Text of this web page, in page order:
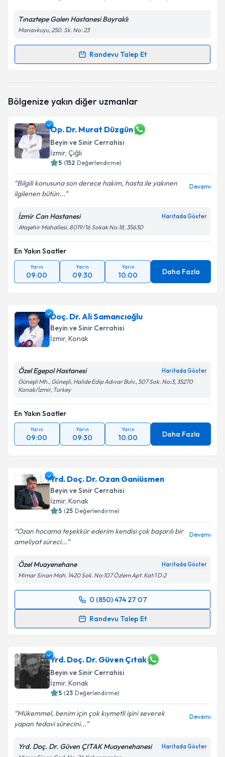
Kişisel verilerimin işlenmesine ilişkinAydınlatma
'ni okudum ve kişisel verilerimin belirtilen
kapsamda işlenmesini kabul ediyorum.
Tınaztepe Galen Hastanesi Bayraklı
Manavkuyu, 250. Sk. No: 23
Randevu Talep Et
Randevu Takvimi Talebi
oluşturun. Size bu uzmandan randevu almanız için bir
E-posta Adresiniz
Kişisel verilerimin işlenmesine ilişkinAydınlatma
Metni'ni okudum ve kişisel verilerimin belirtilen
Bölgenize yakın diğer uzmanlar
Op. Dr. Murat Düzgün
Beyin ve Sinir Cerrahisi
İzmir, Çiğli
5 (152 Değerlendirme)
Bilgili konusuna son derece hakim, hasta ile yakınen
ilgilenen bütün...
Devamı
İzmir Can Hastanesi Haritada Göster
Ataşehir Mahallesi, 8019/16 Sokak No:18, 35630
En Yakın Saatler
Yarın
09:00
Yarın
09:30
Yarın
10:00 Daha Fazla
Doç. Dr. Ali Samancıoğlu
Beyin ve Sinir Cerrahisi
İzmir, Konak
Özel Egepol Hastanesi Haritada Göster
Güneşli Mh., Güneşli, Halide Edip Adıvar Bulv., 507 Sok. No:3, 35270
Konak/İzmir, Turkey
En Yakın Saatler
Yarın
09:00
Yarın
09:30
Yarın
10:00 Daha Fazla
Yrd. Doç. Dr. Ozan Ganiüsmen
Beyin ve Sinir Cerrahisi
İzmir, Konak
5 (25 Değerlendirme)
Ozan hocama teşekkür ederim kendisi çok başarılı bir
ameliyat süreci...
Devamı
Özel Muayenehane Haritada Göster
Mimar Sinan Mah. 1420 Sok. No:107 Özlem Apt. Kat:1 D:2
0 (850) 474 27 07
Randevu Talep Et
Randevu Takvimi Talebi
için bir takvim hazırlandığında e-posta ile
bilgilendireceğiz.
E-posta Adresiniz
Metni'ni okudum ve kişisel verilerimin belirtilen
Yrd. Doç. Dr. Güven Çıtak
Beyin ve Sinir Cerrahisi
İzmir, Konak
5 (23 Değerlendirme)
Mükemmel, benim için çok kıymetli işini severek
yapan tedavi sürecini...
Devamı
Yrd. Doç. Dr. Güven ÇITAK Muayenehanesi Haritada Göster